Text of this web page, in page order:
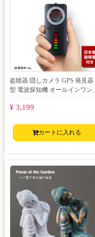
盗聴器 隠しカメラ GPS 発見器
型 電波探知機 オールインワン
盗
¥ 3,199
カートに入れる